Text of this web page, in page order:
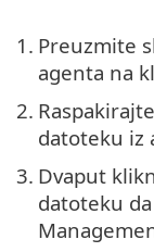
1. Preuzmite
agenta na
2. Raspakirajte
datoteku iz
3. Dvaput
datoteku